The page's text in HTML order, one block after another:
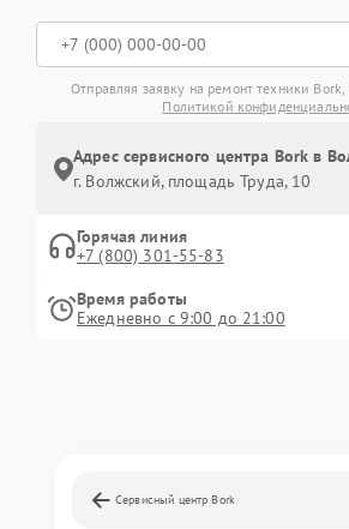
Отправляя заявку на ремонт техники
Политикой
Адрес сервисного центра Bork в
г. Волжский, площадь Труда, 10
Горячая линия
+7 (800) 301-55-83
Время работы
Ежедневно с 9:00 до 21:00
Сервисный центр Bork